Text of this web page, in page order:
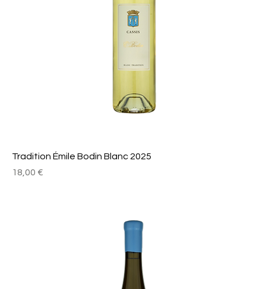
Tradition Émile Bodin Blanc 2025
Prix
18,00 €